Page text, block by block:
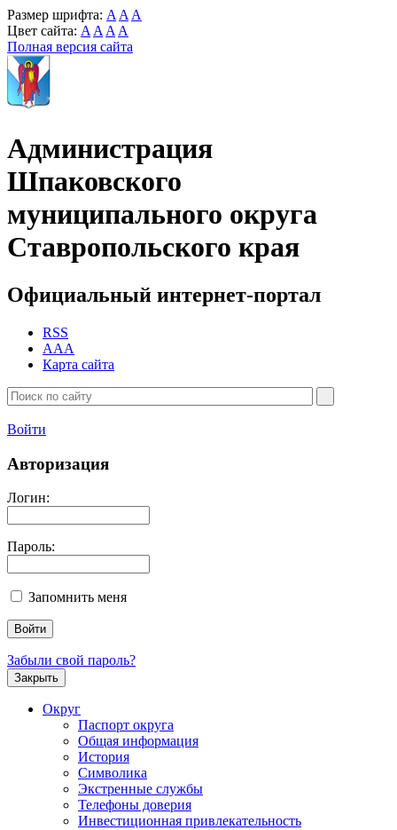
Размер шрифта: A A A
Цвет сайта: A A A A
Полная версия сайта
Администрация
Шпаковского
муниципального округа
Ставропольского края
Официальный интернет-портал
RSS
AAA
Карта сайта
Войти
Авторизация
Логин:
Пароль:
Запомнить меня
Забыли свой пароль?
Закрыть
Округ
Паспорт округа
Общая информация
История
Символика
Экстренные службы
Телефоны доверия
Инвестиционная привлекательность